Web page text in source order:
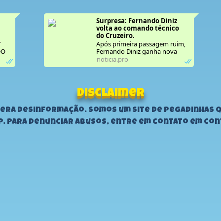
Surpresa: Fernando Diniz
volta ao comando técnico
do Cruzeiro.
Após primeira passagem ruim,
Fernando Diniz ganha nova
chance no Cruzeiro: "time
solidário".
noticia.pro
Disclaimer
desinformação. Somos um site de pegadinhas
Para denunciar abusos, entre em contato em